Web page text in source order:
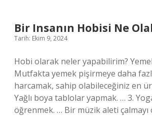
Bir Insanın Hobisi Ne
Tarih: Ekim 9, 2024
Hobi olarak neler yapabilirim?
Mutfakta yemek pişirmeye daha
harcamak, sahip olabileceğiniz en
Yağlı boya tablolar yapmak. … 3.
öğrenmek. … Bir müzik aleti